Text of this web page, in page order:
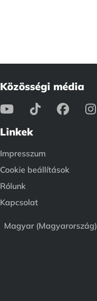
Közösségi média
Linkek
Impresszum
Cookie beállítások
Rólunk
Kapcsolat
Magyar (Magyarország)